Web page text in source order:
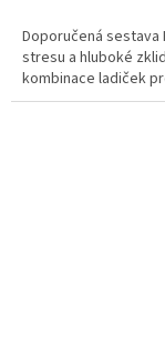
z
5
hvězdiček.
Doporučená sestava
stresu a hluboké
kombinace ladiček